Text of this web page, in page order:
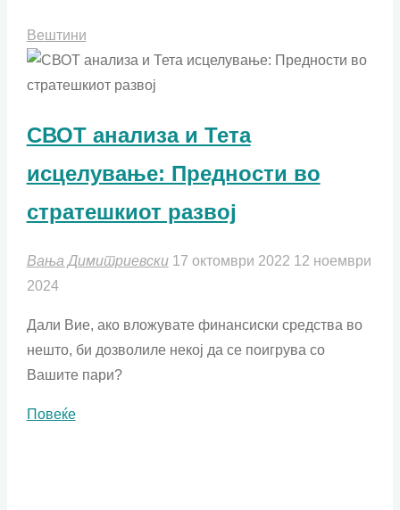
Вештини
СВОТ анализа и Тета
исцелување: Предности во
стратешкиот развој
Вања Димитриевски 17 октомври 2022 12 ноември
2024
Дали Вие, ако вложувате финансиски средства во
нешто, би дозволиле некој да се поигрува со
Вашите пари?
Повеќе"СВОТ